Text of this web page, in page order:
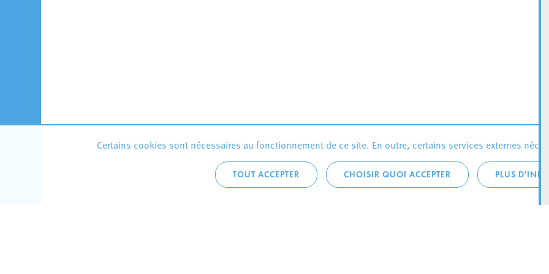
Certains cookies sont nécessaires au fonctionnement de ce site. En outre, certains services externes
TOUT ACCEPTER CHOISIR QUOI ACCEPTER PLUS